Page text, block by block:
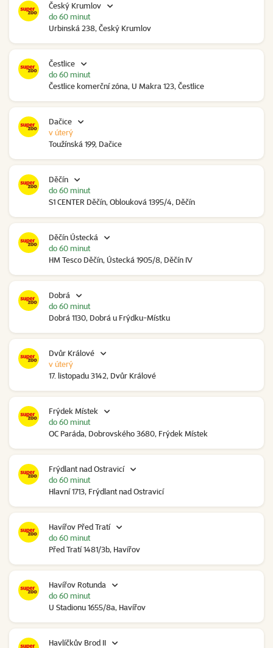
Český Krumlov
Urbinská 238, Český Krumlov
do 60 minut
Čestlice
Čestlice komerční zóna, U Makra 123, Čestlice
do 60 minut
Dačice
Toužínská 199, Dačice
v úterý
Děčín
S1 CENTER Děčín, Oblouková 1395/4, Děčín
do 60 minut
Děčín Ústecká
HM Tesco Děčín, Ústecká 1905/8, Děčín IV
do 60 minut
Dobrá
Dobrá 1130, Dobrá u Frýdku-Místku
do 60 minut
Dvůr Králové
17. listopadu 3142, Dvůr Králové
v úterý
Frýdek Místek
OC Paráda, Dobrovského 3680, Frýdek Místek
do 60 minut
Frýdlant nad Ostravicí
Hlavní 1713, Frýdlant nad Ostravicí
do 60 minut
Havířov Před Tratí
Před Tratí 1481/3b, Havířov
do 60 minut
Havířov Rotunda
U Stadionu 1655/8a, Havířov
do 60 minut
Havlíčkův Brod II